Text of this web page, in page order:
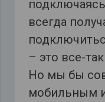
всегда
– это все-
Но мы бы
мобильным